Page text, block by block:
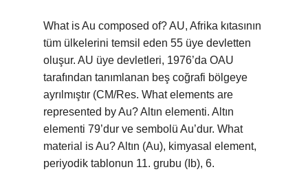
What is Au composed of? AU, Afrika kıtasının
tüm ülkelerini temsil eden 55 üye devletten
oluşur. AU üye devletleri, 1976’da OAU
tarafından tanımlanan beş coğrafi bölgeye
ayrılmıştır (CM/Res. What elements are
represented by Au? Altın elementi. Altın
elementi 79’dur ve sembolü Au’dur. What
material is Au? Altın (Au), kimyasal element,
periyodik tablonun 11. grubu (Ib), 6.